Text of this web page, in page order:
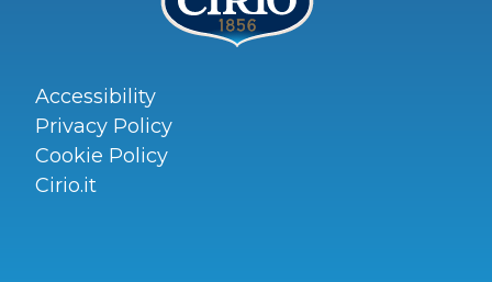
Accessibility
Privacy Policy
Cookie Policy
Cirio.it